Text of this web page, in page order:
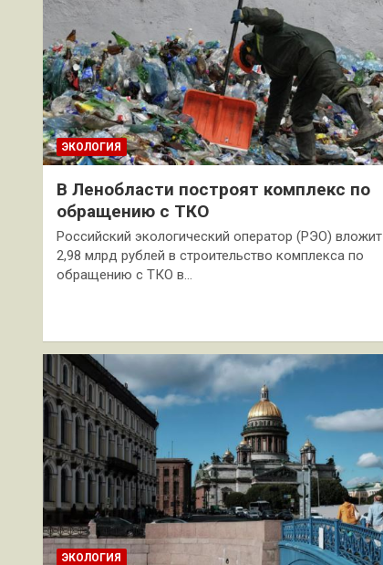
ЭКОЛОГИЯ
В Ленобласти построят комплекс по
обращению с ТКО
Российский экологический оператор (РЭО) вложит
2,98 млрд рублей в строительство комплекса по
обращению с ТКО в…
ЭКОЛОГИЯ